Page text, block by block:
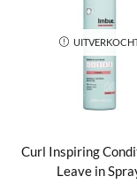
Curl Inspiring
Leave in